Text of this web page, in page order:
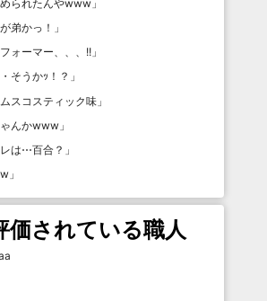
られたんやwww 」
弟かっ！ 」
ォーマー、、、!! 」
そうかｯ！？ 」
スコスティック味 」
んかwww 」
は⋯百合？ 」
」
価されている職人